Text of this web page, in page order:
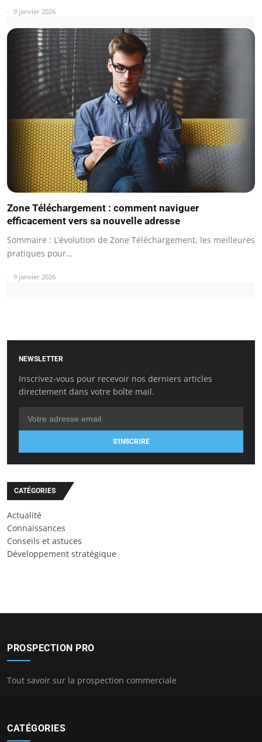
9 janvier 2026
Zone Téléchargement : comment naviguer
efficacement vers sa nouvelle adresse
Sommaire : L’évolution de Zone Téléchargement, les meilleures
pratiques pour…
9 janvier 2026
NEWSLETTER
Inscrivez-vous pour recevoir nos derniers articles
directement dans votre boîte mail.
S'INSCRIRE
CATÉGORIES
Actualité
Connaissances
Conseils et astuces
Développement stratégique
PROSPECTION PRO
Tout savoir sur la prospection commerciale
CATÉGORIES